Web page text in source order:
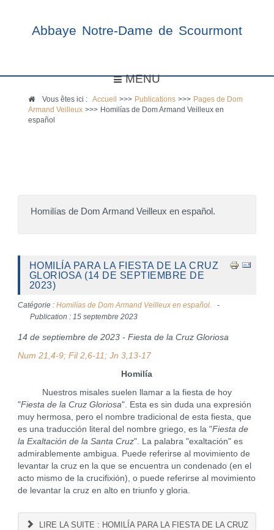
Abbaye Notre-Dame de Scourmont
MENU
Vous êtes ici :Accueil >>> Publications >>> Pages de Dom
Armand Veilleux >>> Homilías de Dom Armand Veilleux en
español
Homilías de Dom Armand Veilleux en español.
HOMILÍA PARA LA FIESTA DE LA CRUZ
GLORIOSA (14 DE SEPTIEMBRE DE
2023)
Catégorie : Homilías de Dom Armand Veilleux en español.
Publication : 15 septembre 2023
14 de septiembre de 2023 - Fiesta de la Cruz Gloriosa
Num 21,4-9; Fil 2,6-11; Jn 3,13-17
Homilía
Nuestros misales suelen llamar a la fiesta de hoy
"Fiesta de la Cruz Gloriosa". Esta es sin duda una expresión
muy hermosa, pero el nombre tradicional de esta fiesta, que
es una traducción literal del nombre griego, es la "Fiesta de
la Exaltación de la Santa Cruz". La palabra "exaltación" es
admirablemente ambigua. Puede referirse al movimiento de
levantar la cruz en la que se encuentra un condenado (en el
acto mismo de la crucifixión), o puede referirse al movimiento
de levantar la cruz en alto en triunfo y gloria.
LIRE LA SUITE : HOMILÍA PARA LA FIESTA DE LA CRUZ